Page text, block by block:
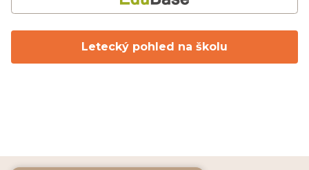
Letecký pohled na školu